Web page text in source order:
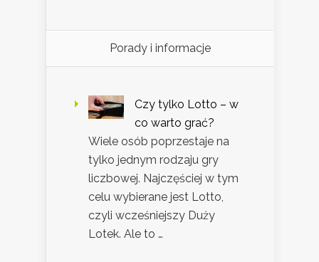
Porady i informacje
Czy tylko Lotto – w
co warto grać?
Wiele osób poprzestaje na
tylko jednym rodzaju gry
liczbowej. Najczęściej w tym
celu wybierane jest Lotto,
czyli wcześniejszy Duży
Lotek. Ale to …